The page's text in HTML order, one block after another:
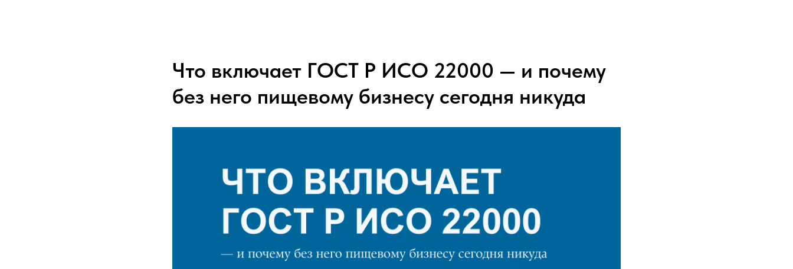
Что включает ГОСТ Р ИСО 22000 — и почему
без него пищевому бизнесу сегодня никуда